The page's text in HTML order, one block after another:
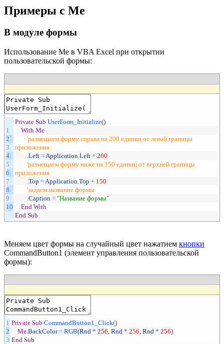
Примеры с Me
В модуле формы
Использование Me в VBA Excel при открытии
пользовательской формы:
1
2
3
4
5
6
7
8
9
10
Private Sub UserForm_Initialize()
With Me
'размещаем форму справа на 200 единиц от левой границы
приложения
Left = Application Left + 200
'размещаем форму ниже на 150 единиц от верхней границы
приложения
Top = Application Top + 150
'задаем название формы
Caption = "Название формы"
End With
End Sub
Меняем цвет формы на случайный цвет нажатием кнопки
CommandButton1 (элемент управления пользовательской
формы):
1
2
3
Private Sub CommandButton1_Click()
Me BackColor = RGB(Rnd * 256 Rnd * 256 Rnd * 256)
End Sub